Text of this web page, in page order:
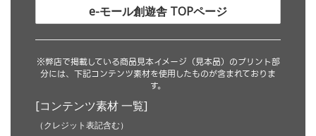
e-モール創遊舎 TOPページ
※弊店で掲載している商品見本イメージ（見本品）のプリント部
分には、下記コンテンツ素材を使用したものが含まれておりま
す。
[コンテンツ素材 一覧]
（クレジット表記含む）